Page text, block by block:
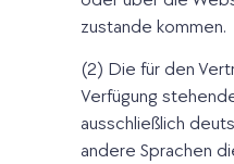
zustande kommen.
(2) Die für den
Verfügung
ausschließlich
andere Sprachen